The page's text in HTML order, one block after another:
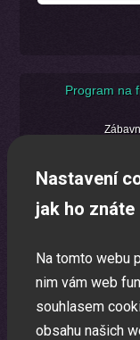
Program na
Nastavení
jak ho znáte
Na tomto webu
nim vám web
souhlasem
obsahu našich